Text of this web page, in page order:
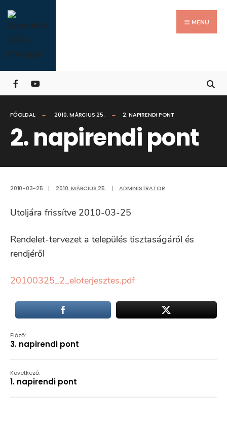
Skip
to
content
MENU
FŐOLDAL 2010. MÁRCIUS 25. 2. NAPIRENDI PONT
2. napirendi pont
2010-03-25 | 2010. MÁRCIUS 25. | ADMINISTRATOR
Utoljára frissítve 2010-03-25
Rendelet-tervezet a település tisztaságáról és
rendjéről
20100325_2_eloterjesztes.pdf
Előző:
3. napirendi pont
Következő:
1. napirendi pont
for:
Close